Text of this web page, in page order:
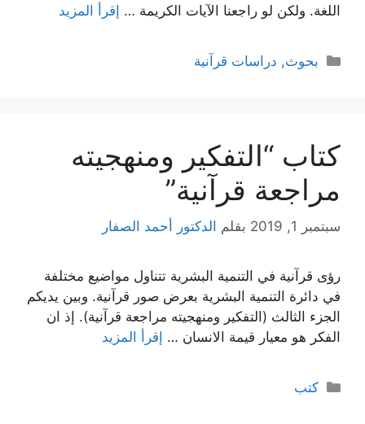
اللغة. ولكن لو راجعنا الآيات الكريمة … إقرأ المزيد
التصنيفات
بحوث, دراسات قرآنية
كتاب “التفكير ومنهجيته
مراجعة قرآنية”
سبتمبر 1, 2019 بقلم الدكتور أحمد الصفار
رؤى قرآنية في التنمية البشرية تتناول مواضيع مختلفة
في دائرة التنمية البشرية بعرض صور قرآنية. وبين يديكم
الجزء الثالث (التفكير ومنهجيته مراجعة قرآنية). إذ ان
الفكر هو معيار قيمة الانسان … إقرأ المزيد
التصنيفات
كتب